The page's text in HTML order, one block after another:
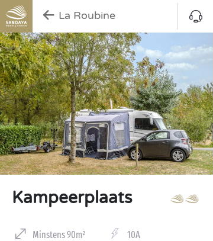
La Roubine
Kampeerplaats
Minstens 90m² 10A